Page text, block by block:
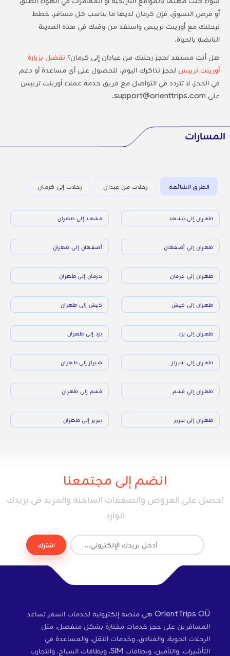
أو فرص التسوق، فإن كرمان لديها ما يناسب كل مسافر. خطط
لرحلتك مع أورينت تريبس واستفد من وقتك في هذه المدينة
النابضة بالحياة.
هل أنت مستعد لحجز رحلتك من عبادان إلى كرمان؟ تفضل بزيارة
أورينت تريبس لحجز تذاكرك اليوم. للحصول على أي مساعدة أو دعم
في الحجز، لا تتردد في التواصل مع فريق خدمة عملاء أورينت تريبس
على support@orienttrips.com.
المسارات
الطرق الشائعة رحلات من عبدان رحلات إلى كرمان
طهران إلى مشهد مشهد إلى طهران
طهران إلى أصفهان أصفهان إلى طهران
طهران إلى كرمان كرمان إلى طهران
طهران إلى كيش كيش إلى طهران
طهران إلى يزد يزد إلى طهران
طهران إلى شيراز شيراز إلى طهران
طهران إلى قشم قشم إلى طهران
طهران إلى تبريز تبريز إلى طهران
انضم إلى مجتمعنا
احصل على العروض والصفقات الساخنة والمزيد في بريدك
الوارد
اشترك
OrientTrips OÜ هي منصة إلكترونية لخدمات السفر تساعد
المسافرين على حجز خدمات مختارة بشكل منفصل، مثل
الرحلات الجوية، والفنادق، وخدمات النقل، والمساعدة في
التأشيرات، والتأمين، وبطاقات SIM، وبطاقات السياح، والتجارب